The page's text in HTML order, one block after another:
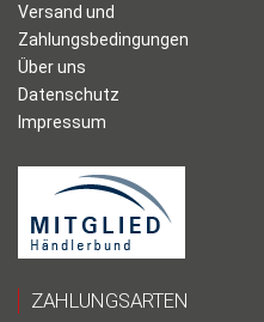
Versand und
Zahlungsbedingungen
Über uns
Datenschutz
Impressum
ZAHLUNGSARTEN